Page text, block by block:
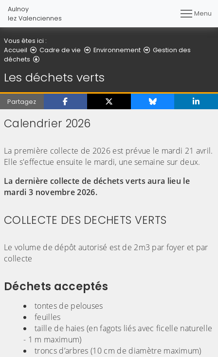
Aulnoy
lez Valenciennes
Menu
Vous êtes ici :
Accueil
Cadre de vie Environnement
Gestion des
déchets
Les déchets verts
Partagez
Calendrier 2026
La première collecte de 2026 est prévue le mardi 21 avril.
Elle s'effectue ensuite le mardi, une semaine sur deux.
La dernière collecte de déchets verts aura lieu le
mardi 3 novembre 2026.
COLLECTE DES DECHETS VERTS
Le volume de dépôt autorisé est de 2m3 par foyer et par
collecte
Déchets acceptés
tontes de pelouses
feuilles
taille de haies (en fagots liés avec ficelle naturelle
- 1 m maximum)
troncs d’arbres (10 cm de diamètre maximum)